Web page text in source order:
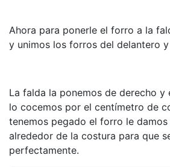
Ahora para ponerle el forro a la
y unimos los forros del delantero
La falda la ponemos de derecho y
lo cocemos por el centímetro de
tenemos pegado el forro le
alrededor de la costura para que
perfectamente.